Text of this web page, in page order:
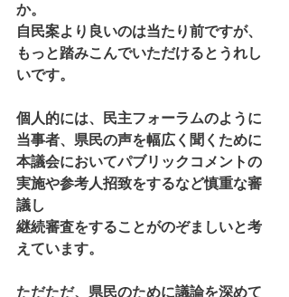
か。
自民案より良いのは当たり前ですが、
もっと踏みこんでいただけるとうれし
いです。
個人的には、民主フォーラムのように
当事者、県民の声を幅広く聞くために
本議会においてパブリックコメントの
実施や参考人招致をするなど慎重な審
議し
継続審査をすることがのぞましいと考
えています。
ただただ、県民のために議論を深めて